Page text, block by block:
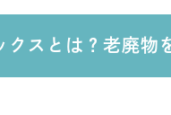
クスとは？老廃物